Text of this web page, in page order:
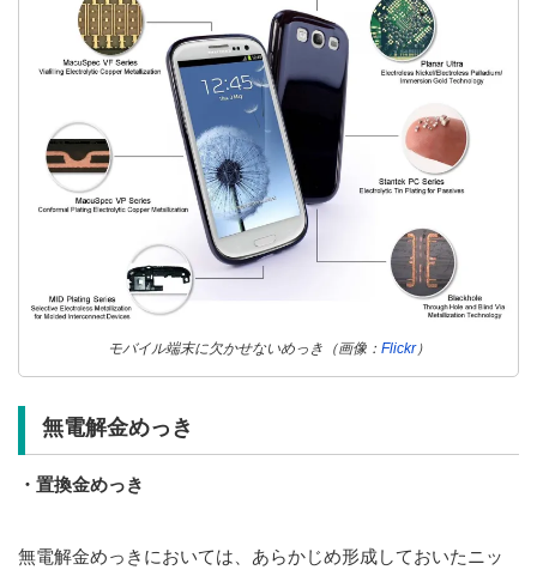
モバイル端末に欠かせないめっき（画像： Flickr）
無電解金めっき
・置換金めっき
無電解金めっきにおいては、あらかじめ形成しておいたニッ